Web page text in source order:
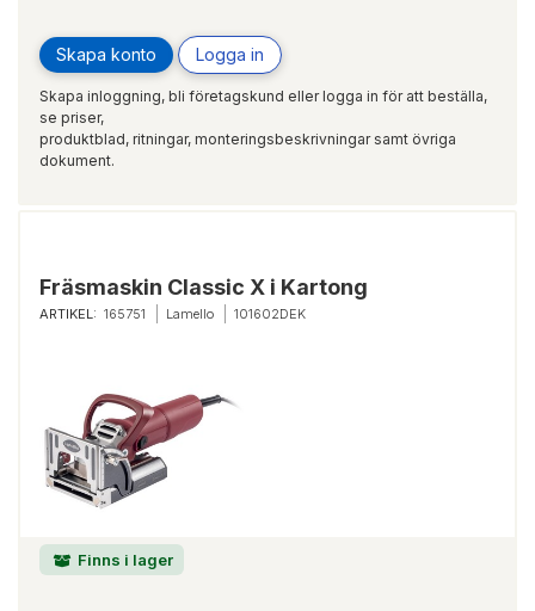
Skapa konto Logga in
Skapa inloggning, bli företagskund eller logga in för att beställa,
se priser,
produktblad, ritningar, monteringsbeskrivningar samt övriga
dokument.
Fräsmaskin Classic X i Kartong
ARTIKEL: 165751 Lamello 101602DEK
Finns i lager